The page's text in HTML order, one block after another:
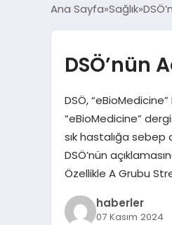
Ana Sayfa Sağlık
DSÖ’nün
DSÖ,
“eBioMedicine”
sık hastalığa sebep
DSÖ’nün
Özellikle A Grubu
haberler
07 Kasım 2024